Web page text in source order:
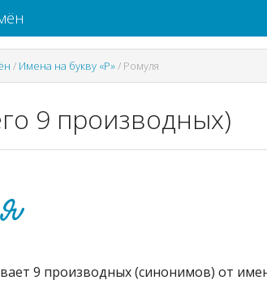
/ Имена на букву «Р»/ Ромуля
9 производных)
9 производных (синонимов) от